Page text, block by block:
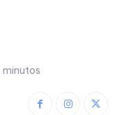
minutos